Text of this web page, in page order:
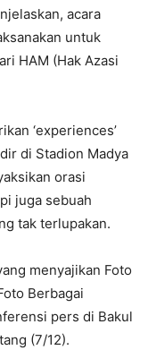
acara
untuk
HAM (Hak Azasi
‘experiences’
di Stadion Madya
orasi
juga sebuah
tak terlupakan.
menyajikan Foto
Berbagai
pers di Bakul
(7/12).